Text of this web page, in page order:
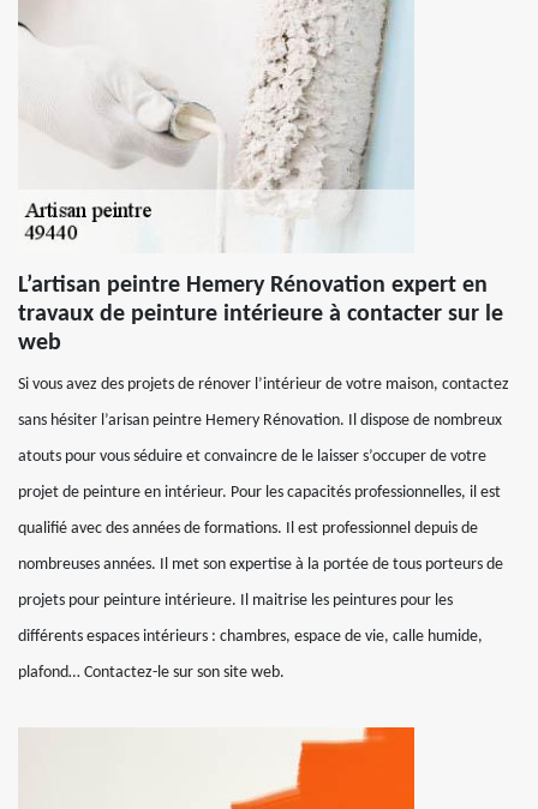
L’artisan peintre Hemery Rénovation expert en
travaux de peinture intérieure à contacter sur le
web
Si vous avez des projets de rénover l’intérieur de votre maison, contactez
sans hésiter l’arisan peintre Hemery Rénovation. Il dispose de nombreux
atouts pour vous séduire et convaincre de le laisser s’occuper de votre
projet de peinture en intérieur. Pour les capacités professionnelles, il est
qualifié avec des années de formations. Il est professionnel depuis de
nombreuses années. Il met son expertise à la portée de tous porteurs de
projets pour peinture intérieure. Il maitrise les peintures pour les
différents espaces intérieurs : chambres, espace de vie, calle humide,
plafond… Contactez-le sur son site web.